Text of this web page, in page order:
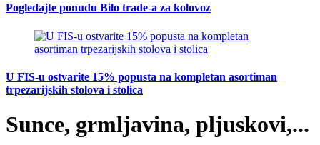
Pogledajte ponudu Bilo trade-a za kolovoz
U FIS-u ostvarite 15% popusta na kompletan asortiman
trpezarijskih stolova i stolica
Sunce, grmljavina, pljuskovi,...